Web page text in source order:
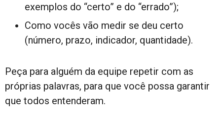
exemplos do “certo” e do “errado”);
Como vocês vão medir se deu certo
(número, prazo, indicador, quantidade).
Peça para alguém da equipe repetir com as
próprias palavras, para que você possa garantir
que todos entenderam.